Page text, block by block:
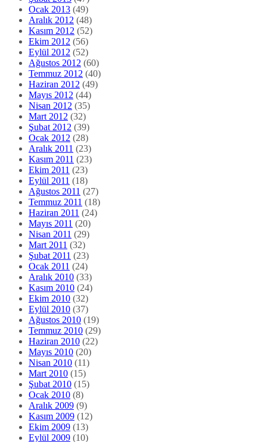
Ocak 2013 (49)
Aralık 2012 (48)
Kasım 2012 (52)
Ekim 2012 (56)
Eylül 2012 (52)
Ağustos 2012 (60)
Temmuz 2012 (40)
Haziran 2012 (49)
Mayıs 2012 (44)
Nisan 2012 (35)
Mart 2012 (32)
Şubat 2012 (39)
Ocak 2012 (28)
Aralık 2011 (23)
Kasım 2011 (23)
Ekim 2011 (23)
Eylül 2011 (18)
Ağustos 2011 (27)
Temmuz 2011 (18)
Haziran 2011 (24)
Mayıs 2011 (20)
Nisan 2011 (29)
Mart 2011 (32)
Şubat 2011 (23)
Ocak 2011 (24)
Aralık 2010 (33)
Kasım 2010 (24)
Ekim 2010 (32)
Eylül 2010 (37)
Ağustos 2010 (19)
Temmuz 2010 (29)
Haziran 2010 (22)
Mayıs 2010 (20)
Nisan 2010 (11)
Mart 2010 (15)
Şubat 2010 (15)
Ocak 2010 (8)
Aralık 2009 (9)
Kasım 2009 (12)
Ekim 2009 (13)
Eylül 2009 (10)